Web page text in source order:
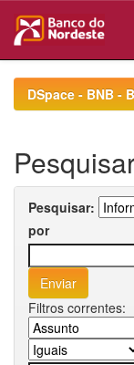
navigationDSpace - BNB -
Pesquisar:
por
Filtros correntes: